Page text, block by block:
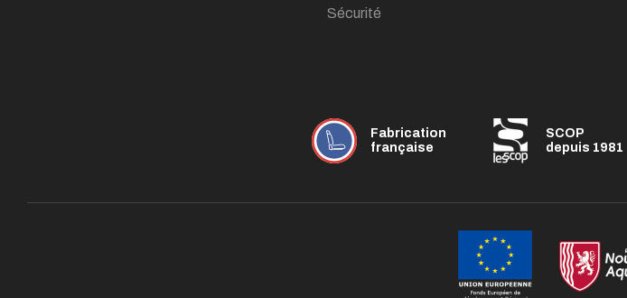
Sécurité
Fabrication
française
SCOP
depuis 1981